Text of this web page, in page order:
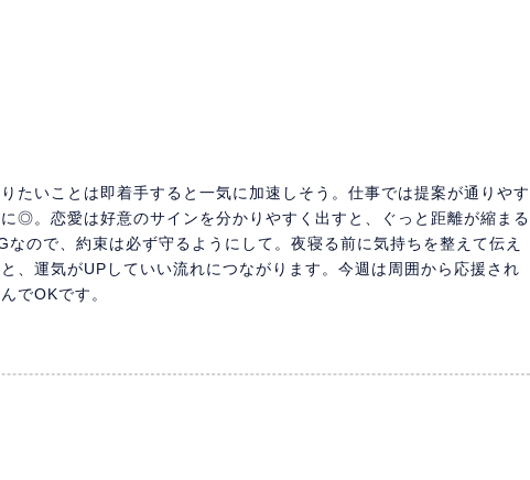
たいことは即着手すると一気に加速しそう。仕事では提案が通りやす
◎。恋愛は好意のサインを分かりやすく出すと、ぐっと距離が縮まる
ので、約束は必ず守るようにして。夜寝る前に気持ちを整えて伝え
、運気がUPしていい流れにつながります。今週は周囲から応援され
でOKです。